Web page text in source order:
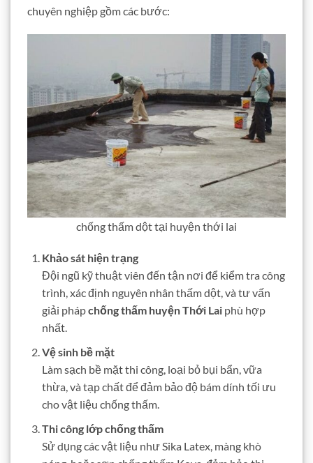
chuyên nghiệp gồm các bước:
chống thấm dột tại huyện thới lai
Khảo sát hiện trạng
Đội ngũ kỹ thuật viên đến tận nơi để kiểm tra công
trình, xác định nguyên nhân thấm dột, và tư vấn
giải phápchống thấm huyện Thới Laiphù hợp
nhất.
Vệ sinh bề mặt
Làm sạch bề mặt thi công, loại bỏ bụi bẩn, vữa
thừa, và tạp chất để đảm bảo độ bám dính tối ưu
cho vật liệu chống thấm.
Thi công lớp chống thấm
Sử dụng các vật liệu như Sika Latex, màng khò